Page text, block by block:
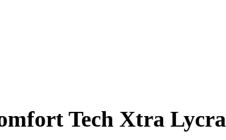
Tech Xtra Lycra